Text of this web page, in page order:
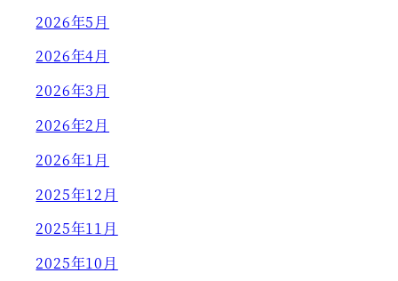
2026年5月
2026年4月
2026年3月
2026年2月
2026年1月
2025年12月
2025年11月
2025年10月